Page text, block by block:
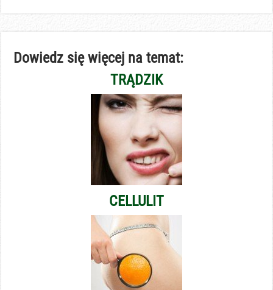
Dowiedz się więcej na temat:
TRĄDZIK
CELLULIT